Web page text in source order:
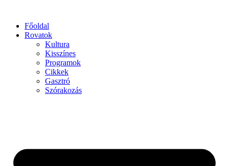
Főoldal
Rovatok
Kultura
Kisszínes
Programok
Cikkek
Gasztró
Szórakozás